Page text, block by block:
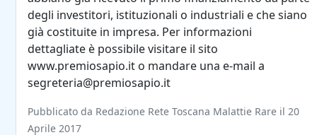
degli investitori, istituzionali o industriali e che siano
già costituite in impresa. Per informazioni
dettagliate è possibile visitare il sito
www.premiosapio.it o mandare una e-mail a
segreteria@premiosapio.it
Pubblicato da Redazione Rete Toscana Malattie Rare il 20
Aprile 2017